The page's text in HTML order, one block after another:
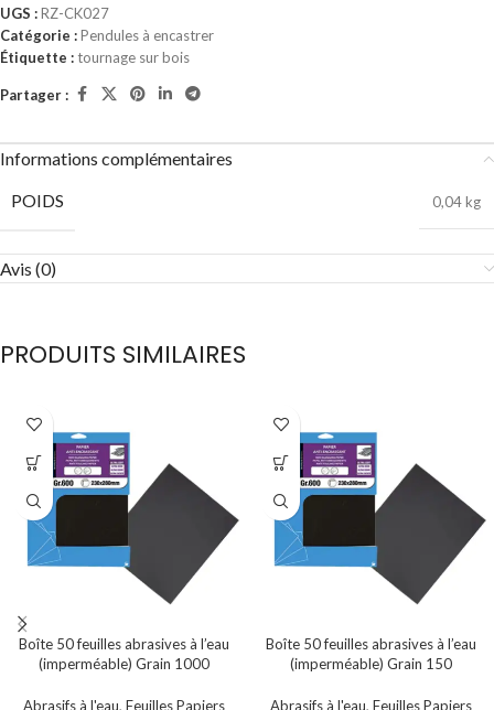
UGS :RZ-CK027
Catégorie :Pendules à encastrer
Étiquette :tournage sur bois
Partager :
Informations complémentaires
POIDS
0,04 kg
Avis (0)
PRODUITS SIMILAIRES
Boîte 50 feuilles abrasives à l’eau
(imperméable) Grain 1000
Abrasifs à l'eau, Feuilles Papiers
Boîte 50 feuilles abrasives à l’eau
(imperméable) Grain 150
Abrasifs à l'eau, Feuilles Papiers